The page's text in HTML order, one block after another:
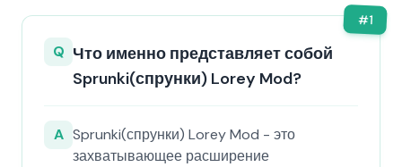
#1
Q Что именно представляет собой
Sprunki(спрунки) Lorey Mod?
A Sprunki(спрунки) Lorey Mod - это
захватывающее расширение